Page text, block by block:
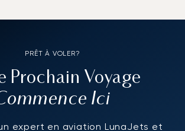
PRÊT À VOLER?
Prochain Voyage
Ici
expert en aviation LunaJets et